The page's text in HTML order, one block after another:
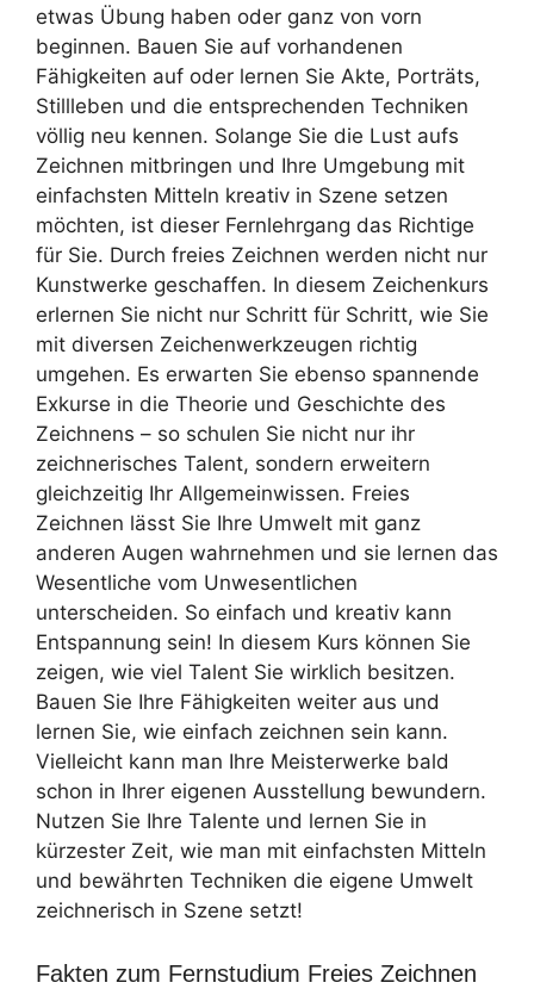
etwas Übung haben oder ganz von vorn
beginnen. Bauen Sie auf vorhandenen
Fähigkeiten auf oder lernen Sie Akte, Porträts,
Stillleben und die entsprechenden Techniken
völlig neu kennen. Solange Sie die Lust aufs
Zeichnen mitbringen und Ihre Umgebung mit
einfachsten Mitteln kreativ in Szene setzen
möchten, ist dieser Fernlehrgang das Richtige
für Sie. Durch freies Zeichnen werden nicht nur
Kunstwerke geschaffen. In diesem Zeichenkurs
erlernen Sie nicht nur Schritt für Schritt, wie Sie
mit diversen Zeichenwerkzeugen richtig
umgehen. Es erwarten Sie ebenso spannende
Exkurse in die Theorie und Geschichte des
Zeichnens – so schulen Sie nicht nur ihr
zeichnerisches Talent, sondern erweitern
gleichzeitig Ihr Allgemeinwissen. Freies
Zeichnen lässt Sie Ihre Umwelt mit ganz
anderen Augen wahrnehmen und sie lernen das
Wesentliche vom Unwesentlichen
unterscheiden. So einfach und kreativ kann
Entspannung sein! In diesem Kurs können Sie
zeigen, wie viel Talent Sie wirklich besitzen.
Bauen Sie Ihre Fähigkeiten weiter aus und
lernen Sie, wie einfach zeichnen sein kann.
Vielleicht kann man Ihre Meisterwerke bald
schon in Ihrer eigenen Ausstellung bewundern.
Nutzen Sie Ihre Talente und lernen Sie in
kürzester Zeit, wie man mit einfachsten Mitteln
und bewährten Techniken die eigene Umwelt
zeichnerisch in Szene setzt!
Fakten zum Fernstudium Freies Zeichnen